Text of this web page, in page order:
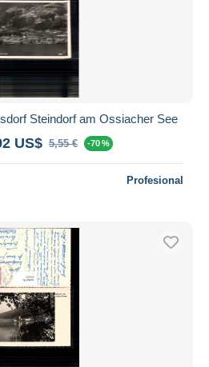
Steindorf am Ossiacher See
US$ 5,55 € -70 %
Profesional